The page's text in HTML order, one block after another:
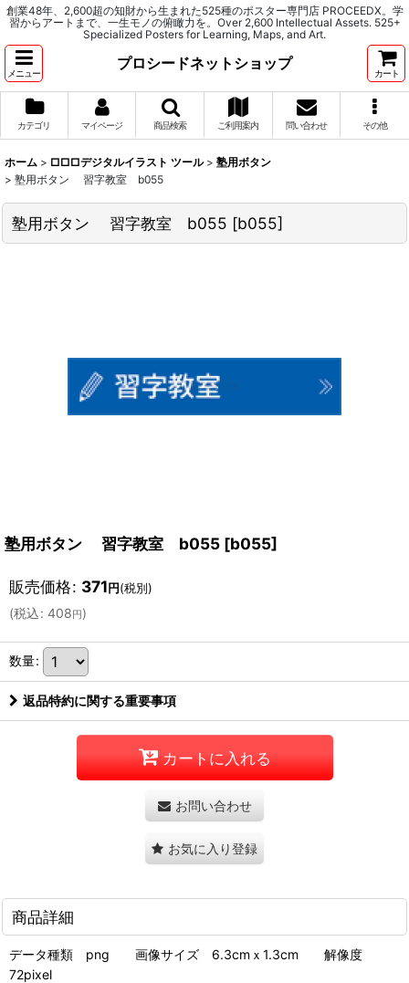
創業48年、2,600超の知財から生まれた525種のポスター専門店 PROCEEDX。学
習からアートまで、一生モノの俯瞰力を。Over 2,600 Intellectual Assets. 525+
Specialized Posters for Learning, Maps, and Art.
メニュー
プロシードネットショップ
カート
カテゴリ マイページ 商品検索 ご利用案内 問い合わせ その他
ホーム > □□□デジタルイラスト ツール > 塾用ボタン
> 塾用ボタン 習字教室 b055
塾用ボタン 習字教室 b055 [b055]
塾用ボタン 習字教室 b055 [b055]
販売価格: 371円(税別)
(税込: 408円)
数量:
返品特約に関する重要事項
カートに入れる
お問い合わせ
お気に入り登録
商品詳細
データ種類 png 画像サイズ 6.3cmｘ1.3cm 解像度
72pixel